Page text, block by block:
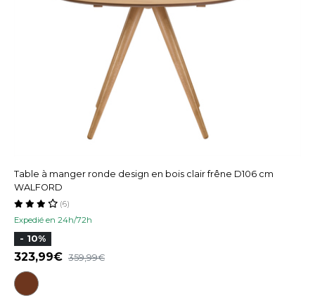
Table à manger ronde design en bois clair frêne D106 cm
WALFORD
Expedié en 24h/72h
(6)
- 10%
323,99 359,99